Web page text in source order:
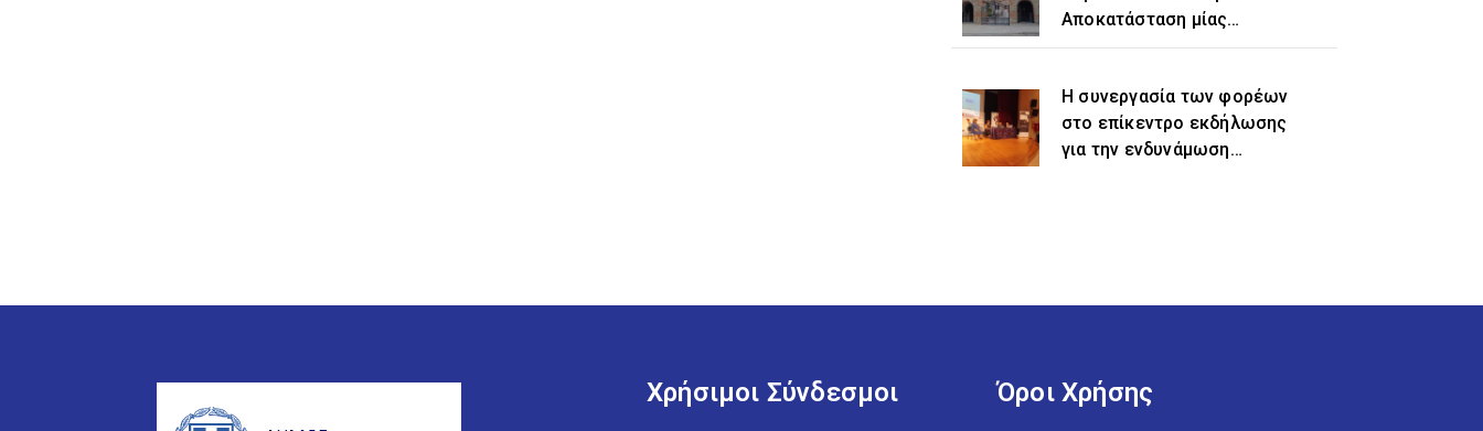
Αποκατάσταση μίας
ιστορικής αδικίας η
«Ελευθέριο» στην
ονομασία του δήμου
Η συνεργασία των φορέων
στο επίκεντρο εκδήλωσης
για την ενδυνάμωση
Χρήσιμοι Σύνδεσμοι Όροι Χρήσης